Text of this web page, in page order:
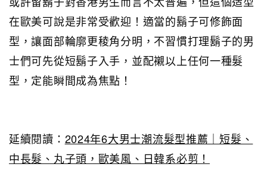
在歐美可說是非常受歡迎！適當的鬍子可修飾面
型，讓面部輪廓更稜角分明，不習慣打理鬍子的男
士們可先從短鬍子入手，並配襯以上任何一種髮
型，定能瞬間成為焦點！
延續閱讀： 2024年6大男士潮流髮型推薦｜短髮、
中長髮、丸子頭，歐美風、日韓系必剪！